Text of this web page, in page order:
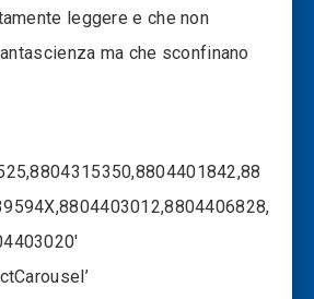
leggere e che non
ma che sconfinano